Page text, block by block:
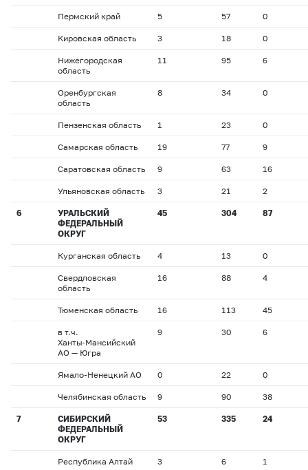
Пермский край 5 57 0
Кировская область 3 18 0
Нижегородская
область
11 95 6
Оренбургская
область
8 34 0
Пензенская область 1 23 0
Самарская область 19 77 9
Саратовская область 9 63 16
Ульяновская область 3 21 2
6
УРАЛЬСКИЙ
ФЕДЕРАЛЬНЫЙ
ОКРУГ
45 304 87
Курганская область 4 13 0
Свердловская
область
16 88 4
Тюменская область 16 113 45
в т.ч.
Ханты-Мансийский
АО — Югра
9 30 6
Ямало-Ненецкий АО 0 22 0
Челябинская область 9 90 38
7
СИБИРСКИЙ
ФЕДЕРАЛЬНЫЙ
ОКРУГ
53 335 24
Республика Алтай 3 6 1